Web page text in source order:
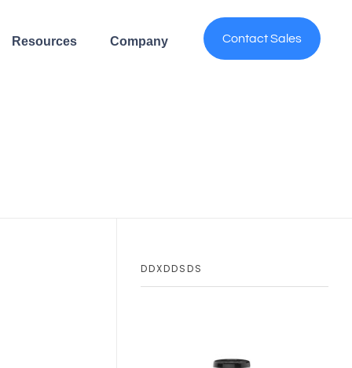
Resources Company Contact Sales
DDXDDSDS